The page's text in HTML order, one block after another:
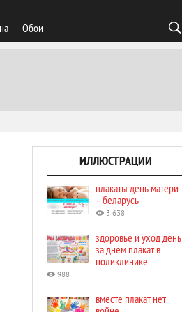
Обои
ИЛЛЮСТРАЦИИ
плакаты день матери
– беларусь
3 638
здоровье и уход день
за днем плакат в
поликлинике
988
вместе плакат нет